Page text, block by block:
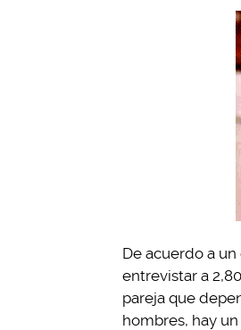
De acuerdo a
entrevistar a
pareja que
hombres, hay